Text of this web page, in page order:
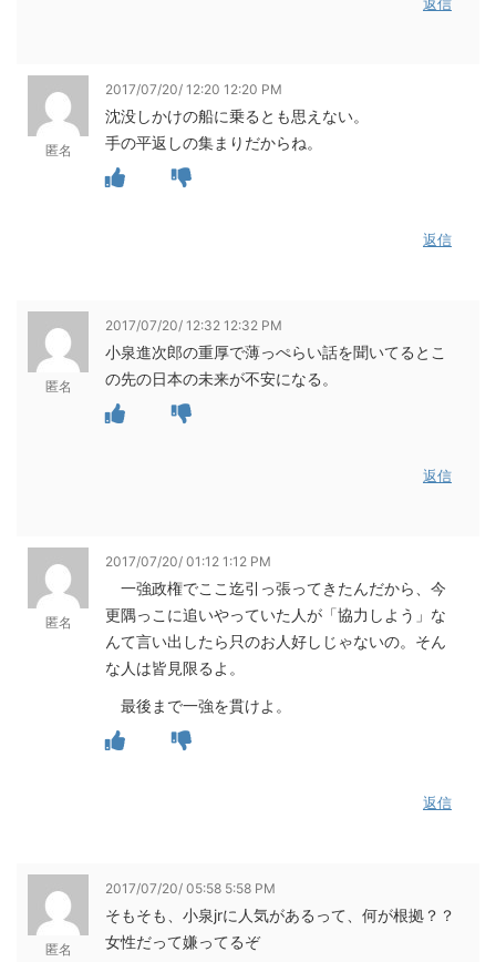
返信
匿名
2017/07/20/ 12:20 12:20 PM
沈没しかけの船に乗るとも思えない。
手の平返しの集まりだからね。
返信
匿名
2017/07/20/ 12:32 12:32 PM
小泉進次郎の重厚で薄っぺらい話を聞いてるとこ
の先の日本の未来が不安になる。
返信
匿名
2017/07/20/ 01:12 1:12 PM
一強政権でここ迄引っ張ってきたんだから、今
更隅っこに追いやっていた人が「協力しよう」な
んて言い出したら只のお人好しじゃないの。そん
な人は皆見限るよ。
最後まで一強を貫けよ。
返信
匿名
2017/07/20/ 05:58 5:58 PM
そもそも、小泉jrに人気があるって、何が根拠？？
女性だって嫌ってるぞ